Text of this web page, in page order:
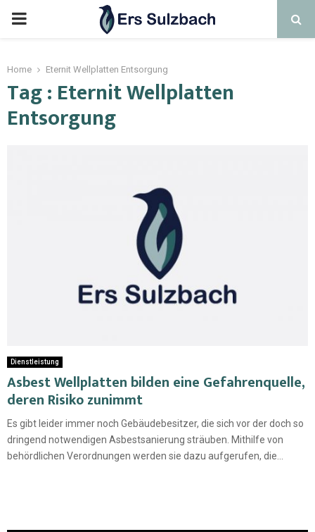
Home Eternit Wellplatten Entsorgung
Tag : Eternit Wellplatten
Entsorgung
Dienstleistung
Asbest Wellplatten bilden eine Gefahrenquelle,
deren Risiko zunimmt
Es gibt leider immer noch Gebäudebesitzer, die sich vor der doch so
dringend notwendigen Asbestsanierung sträuben. Mithilfe von
behördlichen Verordnungen werden sie dazu aufgerufen, die...